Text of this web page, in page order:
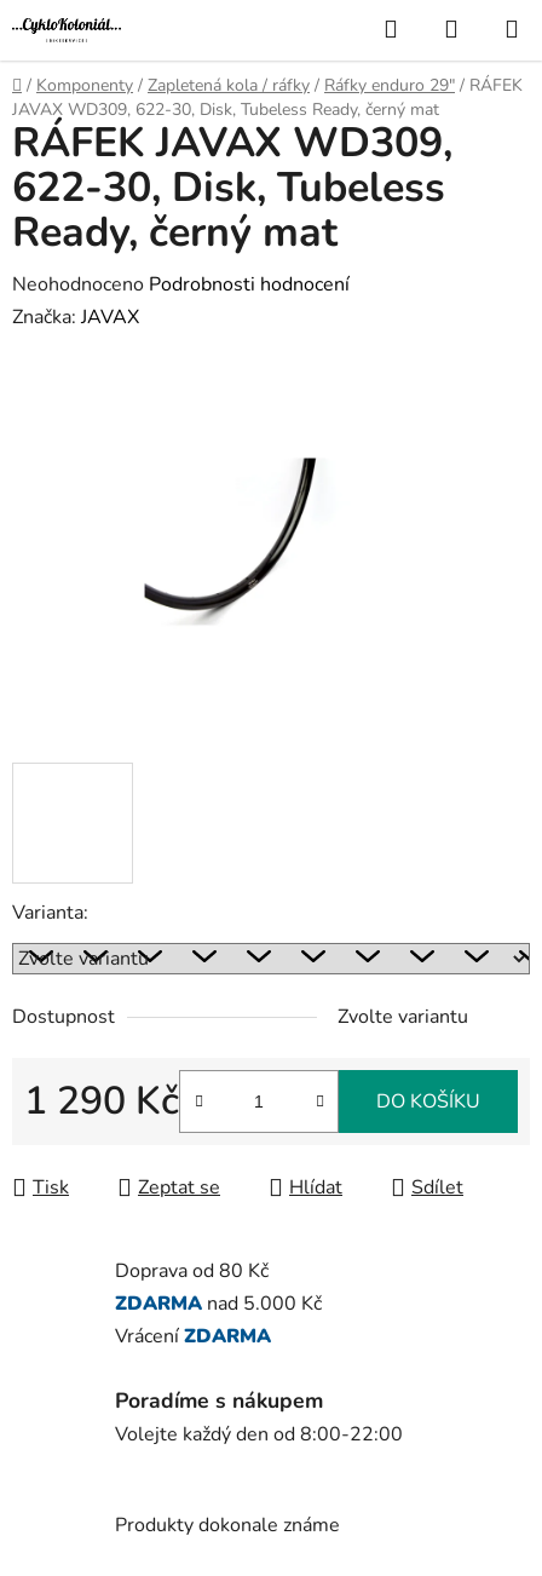
Přejít
na
obsah
Hledat
KOŠÍK
Domů
/ Komponenty / Zapletená kola / ráfky / Ráfky enduro 29" / RÁFEK
JAVAX WD309, 622-30, Disk, Tubeless Ready, černý mat
Varianta:
Dostupnost Zvolte variantu
1 290 Kč DO KOŠÍKU
Tisk Zeptat se Hlídat Sdílet
RÁFEK JAVAX WD309,
622-30, Disk, Tubeless
Ready, černý mat
Průměrné
hodnocení
Neohodnoceno Podrobnosti hodnocení
Značka:JAVAX
Doprava od 80 Kč
ZDARMA nad 5.000 Kč
VráceníZDARMA
Poradíme s nákupem
Volejte každý den od 8:00-22:00
Produkty dokonale známe